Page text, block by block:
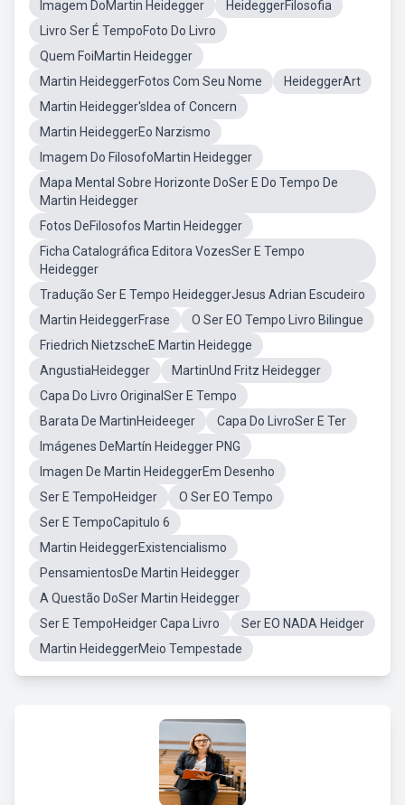
Imagem DoMartin Heidegger
HeideggerFilosofia
Livro Ser É TempoFoto Do Livro
Quem FoiMartin Heidegger
Martin HeideggerFotos Com Seu Nome
HeideggerArt
Martin Heidegger'sIdea of Concern
Martin HeideggerEo Narzismo
Imagem Do FilosofoMartin Heidegger
Mapa Mental Sobre Horizonte DoSer E Do Tempo De
Martin Heidegger
Fotos DeFilosofos Martin Heidegger
Ficha Catalográfica Editora VozesSer E Tempo
Heidegger
Tradução Ser E Tempo HeideggerJesus Adrian Escudeiro
Martin HeideggerFrase
O Ser EO Tempo Livro Bilingue
Friedrich NietzscheE Martin Heidegge
AngustiaHeidegger
MartinUnd Fritz Heidegger
Capa Do Livro OriginalSer E Tempo
Barata De MartinHeideeger
Capa Do LivroSer E Ter
Imágenes DeMartín Heidegger PNG
Imagen De Martin HeideggerEm Desenho
Ser E TempoHeidger
O Ser EO Tempo
Ser E TempoCapitulo 6
Martin HeideggerExistencialismo
PensamientosDe Martin Heidegger
A Questão DoSer Martin Heidegger
Ser E TempoHeidger Capa Livro
Ser EO NADA Heidger
Martin HeideggerMeio Tempestade